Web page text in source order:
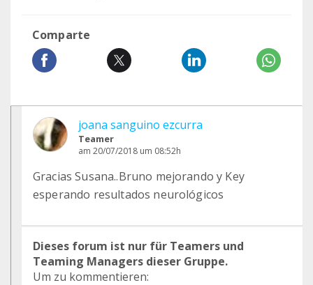
Comparte
joana sanguino ezcurra
Teamer
am 20/07/2018 um 08:52h
Gracias Susana..Bruno mejorando y Key
esperando resultados neurológicos
Dieses forum ist nur für Teamers und
Teaming Managers dieser Gruppe.
Um zu kommentieren: